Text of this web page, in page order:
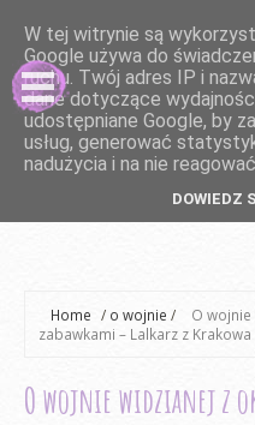
Home / o wojnie /
O
zabawkami – Lalkarz z Krakowa
O wojnie widzianej z
W tej witrynie są
Google używa do
ruchu. Twój adres IP i
dane dotyczące
udostępniane Google, by
usług, generować
nadużycia i na nie
DOWIEDZ